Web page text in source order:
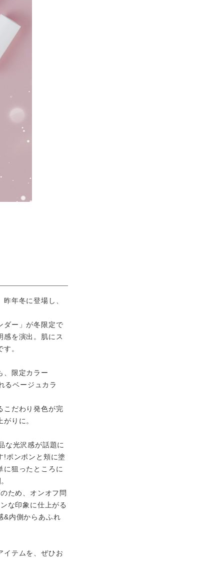
年冬に登場し、
ダー」が冬限定で
感を演出。肌にス
。
、限定カラー
るベージュカラ
こだわり発色が完
りに。
な光沢感が話題に
!ポンポンと頬に塗
に狙ったところに
ため、オンオフ問
な印象に仕上がる
&内側からあふれ
イテムを、ぜひお